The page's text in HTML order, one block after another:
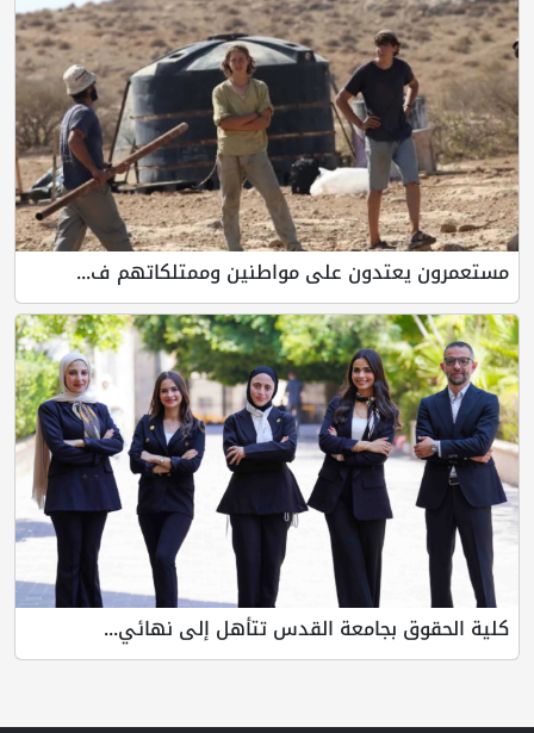
مستعمرون يعتدون على مواطنين وممتلكاتهم ف...
كلية الحقوق بجامعة القدس تتأهل إلى نهائي...